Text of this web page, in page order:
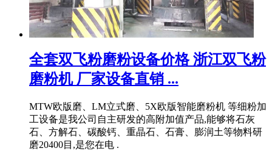
全套双飞粉磨粉设备价格 浙江双飞粉
磨粉机 厂家设备直销 ...
MTW欧版磨、LM立式磨、5X欧版智能磨粉机 等细粉加
工设备是我公司自主研发的高附加值产品,能够将石灰
石、方解石、碳酸钙、重晶石、石膏、膨润土等物料研
磨20400目,是您在电 .